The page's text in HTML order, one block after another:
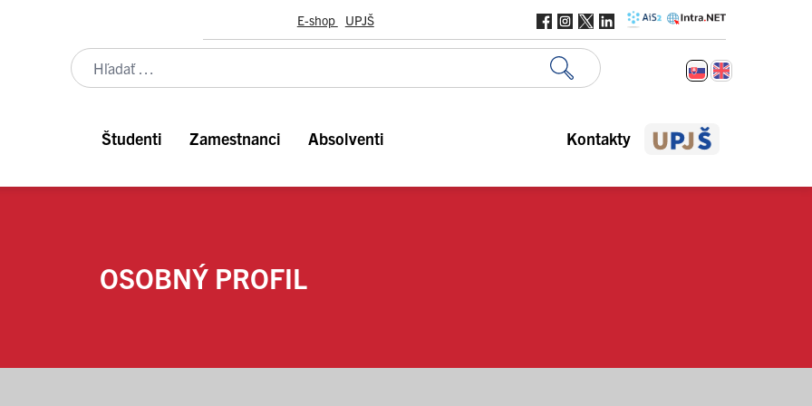
E-shop UPJŠ
Študenti Zamestnanci Absolventi Kontakty
OSOBNÝ PROFIL